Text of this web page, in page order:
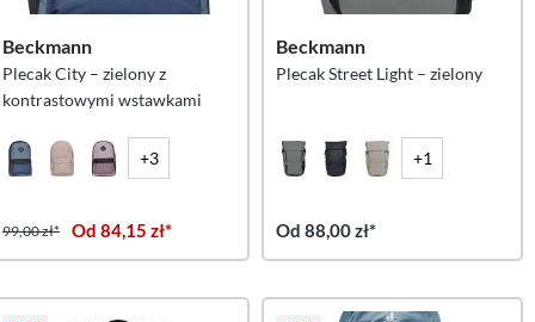
Beckmann
Plecak City – zielony z
kontrastowymi wstawkami
+3
99,00 zł* Od 84,15 zł*
Beckmann
Plecak Street Light – zielony
+1
Od 88,00 zł*